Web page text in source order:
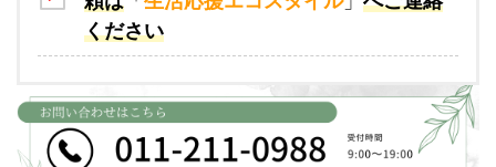
ください